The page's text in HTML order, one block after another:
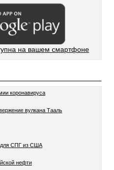
на вашем смартфоне
коронавируса
вулкана Тааль
для СПГ из США
нефти